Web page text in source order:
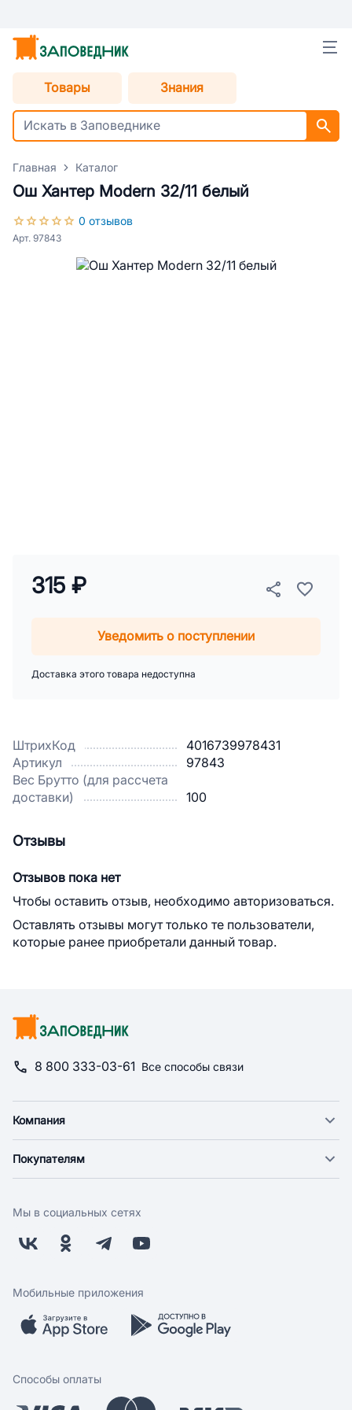
Товары Знания
Главная Каталог
Ош Хантер Modern 32/11 белый
0 отзывов
Арт. 97843
ШтрихКод
4016739978431
Артикул
97843
Вес Брутто (для рассчета
доставки)
100
315 ₽
Уведомить о поступлении
Доставка этого товара недоступна
Отзывы
Отзывов пока нет
Чтобы оставить отзыв, необходимо авторизоваться.
Оставлять отзывы могут только те пользователи,
которые ранее приобретали данный товар.
8 800 333-03-61 Все способы связи
Компания
Новости
Поставщикам
Заводчикам
Обратная связь
Покупателям
Оплата
Бонусная программа
Скидки и акции
Мобильное приложение
Мы в социальных сетях
Мобильные приложения
Способы оплаты